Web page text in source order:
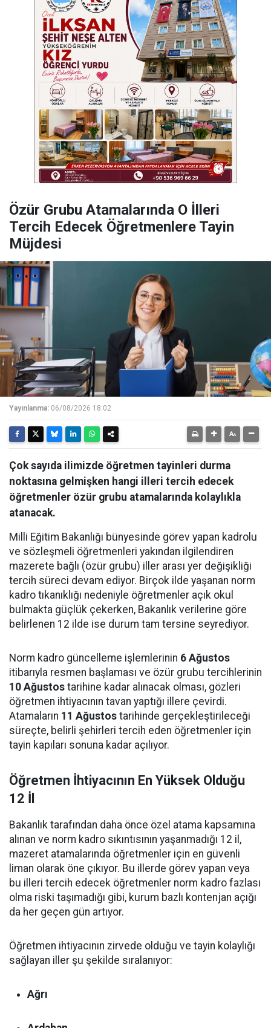
Özür Grubu Atamalarında O İlleri
Tercih Edecek Öğretmenlere Tayin
Müjdesi
Yayınlanma: 06/08/2026 18:02
Çok sayıda ilimizde öğretmen tayinleri durma
noktasına gelmişken hangi illeri tercih edecek
öğretmenler özür grubu atamalarında kolaylıkla
atanacak.
Milli Eğitim Bakanlığı bünyesinde görev yapan kadrolu
ve sözleşmeli öğretmenleri yakından ilgilendiren
mazerete bağlı (özür grubu) iller arası yer değişikliği
tercih süreci devam ediyor. Birçok ilde yaşanan norm
kadro tıkanıklığı nedeniyle öğretmenler açık okul
bulmakta güçlük çekerken, Bakanlık verilerine göre
belirlenen 12 ilde ise durum tam tersine seyrediyor.
Norm kadro güncelleme işlemlerinin 6 Ağustos
itibarıyla resmen başlaması ve özür grubu tercihlerinin
10 Ağustos tarihine kadar alınacak olması, gözleri
öğretmen ihtiyacının tavan yaptığı illere çevirdi.
Atamaların 11 Ağustos tarihinde gerçekleştirileceği
süreçte, belirli şehirleri tercih eden öğretmenler için
tayin kapıları sonuna kadar açılıyor.
Öğretmen İhtiyacının En Yüksek Olduğu
12 İl
Bakanlık tarafından daha önce özel atama kapsamına
alınan ve norm kadro sıkıntısının yaşanmadığı 12 il,
mazeret atamalarında öğretmenler için en güvenli
liman olarak öne çıkıyor. Bu illerde görev yapan veya
bu illeri tercih edecek öğretmenler norm kadro fazlası
olma riski taşımadığı gibi, kurum bazlı kontenjan açığı
da her geçen gün artıyor.
Öğretmen ihtiyacının zirvede olduğu ve tayin kolaylığı
sağlayan iller şu şekilde sıralanıyor:
Ağrı